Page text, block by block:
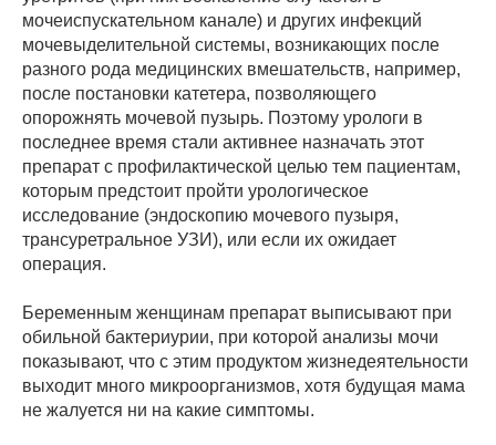
мочеиспускательном канале) и других инфекций
мочевыделительной системы, возникающих после
разного рода медицинских вмешательств, например,
после постановки катетера, позволяющего
опорожнять мочевой пузырь. Поэтому урологи в
последнее время стали активнее назначать этот
препарат с профилактической целью тем пациентам,
которым предстоит пройти урологическое
исследование (эндоскопию мочевого пузыря,
трансуретральное УЗИ), или если их ожидает
операция.
Беременным женщинам препарат выписывают при
обильной бактериурии, при которой анализы мочи
показывают, что с этим продуктом жизнедеятельности
выходит много микроорганизмов, хотя будущая мама
не жалуется ни на какие симптомы.